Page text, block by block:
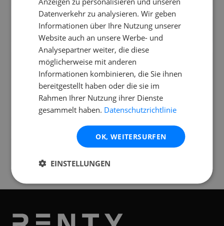
Benötigt das Schoeps MSTC 74 eine
Batterie oder einen Akku?
Was macht die feste ORTF-Anordnung
dieses Mikrofons so besonders?
Verfügbar an folgendenStandorten
Mannheim Karlsruhe
Datenverkehr zu analysieren. Wir geben
Informationen über Ihre Nutzung unserer
Website auch an unsere Werbe- und
Analysepartner weiter, die diese
möglicherweise mit anderen
Informationen kombinieren, die Sie ihnen
bereitgestellt haben oder die sie im
Rahmen Ihrer Nutzung ihrer Dienste
gesammelt haben. Datenschutzrichtlinie
OK, WEITERSURFEN
EINSTELLUNGEN